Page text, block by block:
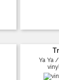
Ya Ya